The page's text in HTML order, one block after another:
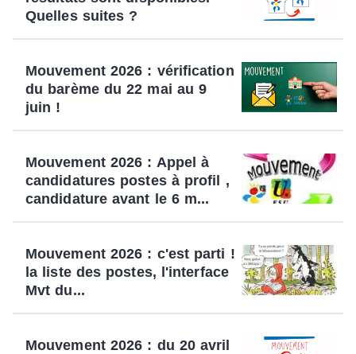
Quelles suites ?
Mouvement 2026 : vérification
du barème du 22 mai au 9
juin !
Mouvement 2026 : Appel à
candidatures postes à profil ,
candidature avant le 6 m...
Mouvement 2026 : c'est parti !
la liste des postes, l'interface
Mvt du...
Mouvement 2026 : du 20 avril